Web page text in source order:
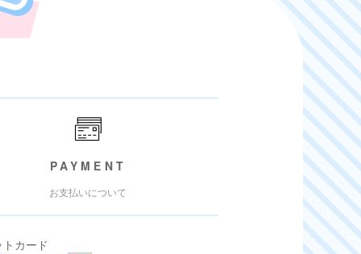
PAYMENT
お支払いについて
カード